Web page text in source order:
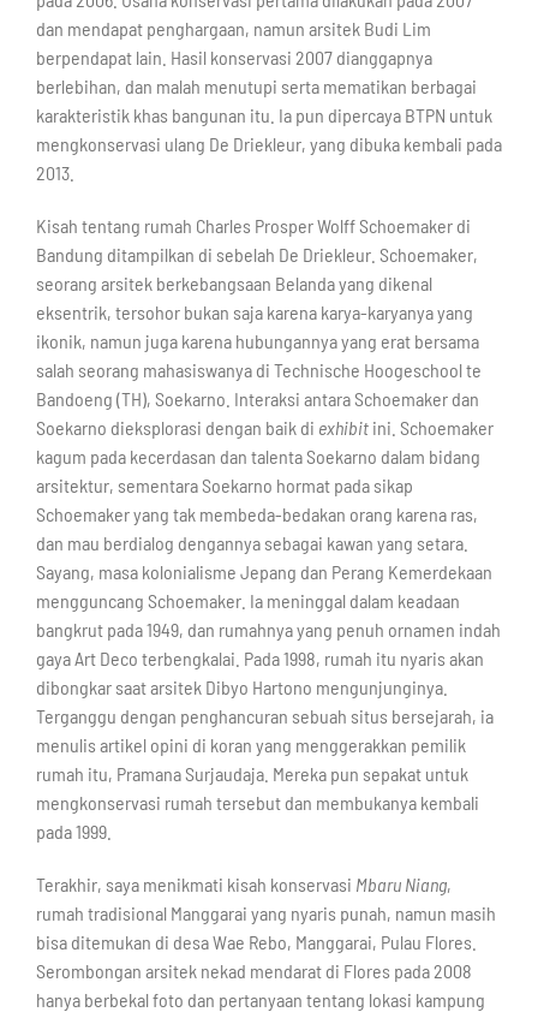
dan mendapat penghargaan, namun arsitek Budi Lim
berpendapat lain. Hasil konservasi 2007 dianggapnya
berlebihan, dan malah menutupi serta mematikan berbagai
karakteristik khas bangunan itu. Ia pun dipercaya BTPN untuk
mengkonservasi ulang De Driekleur, yang dibuka kembali pada
2013.
Kisah tentang rumah Charles Prosper Wolff Schoemaker di
Bandung ditampilkan di sebelah De Driekleur. Schoemaker,
seorang arsitek berkebangsaan Belanda yang dikenal
eksentrik, tersohor bukan saja karena karya-karyanya yang
ikonik, namun juga karena hubungannya yang erat bersama
salah seorang mahasiswanya di Technische Hoogeschool te
Bandoeng (TH), Soekarno. Interaksi antara Schoemaker dan
Soekarno dieksplorasi dengan baik di exhibit ini. Schoemaker
kagum pada kecerdasan dan talenta Soekarno dalam bidang
arsitektur, sementara Soekarno hormat pada sikap
Schoemaker yang tak membeda-bedakan orang karena ras,
dan mau berdialog dengannya sebagai kawan yang setara.
Sayang, masa kolonialisme Jepang dan Perang Kemerdekaan
mengguncang Schoemaker. Ia meninggal dalam keadaan
bangkrut pada 1949, dan rumahnya yang penuh ornamen indah
gaya Art Deco terbengkalai. Pada 1998, rumah itu nyaris akan
dibongkar saat arsitek Dibyo Hartono mengunjunginya.
Terganggu dengan penghancuran sebuah situs bersejarah, ia
menulis artikel opini di koran yang menggerakkan pemilik
rumah itu, Pramana Surjaudaja. Mereka pun sepakat untuk
mengkonservasi rumah tersebut dan membukanya kembali
pada 1999.
Terakhir, saya menikmati kisah konservasi Mbaru Niang,
rumah tradisional Manggarai yang nyaris punah, namun masih
bisa ditemukan di desa Wae Rebo, Manggarai, Pulau Flores.
Serombongan arsitek nekad mendarat di Flores pada 2008
hanya berbekal foto dan pertanyaan tentang lokasi kampung